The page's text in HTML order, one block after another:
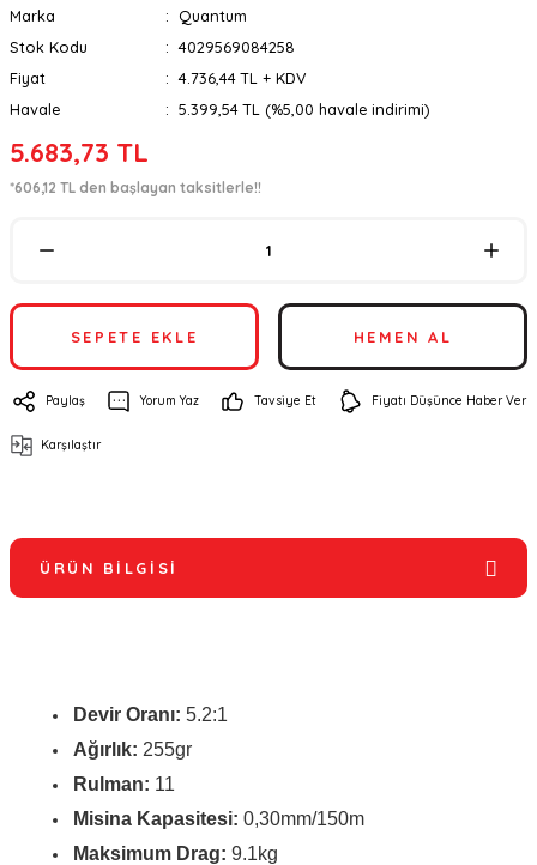
Marka
Quantum
Stok Kodu
4029569084258
Fiyat
4.736,44 TL + KDV
Havale
5.399,54 TL (%5,00 havale indirimi)
5.683,73 TL
*606,12 TL den başlayan taksitlerle!!
SEPETE EKLE HEMEN AL
Paylaş Yorum Yaz Tavsiye Et Fiyatı Düşünce Haber Ver
Karşılaştır
ÜRÜN BILGISI
Devir Oranı: 5.2:1
Ağırlık: 255gr
Rulman: 11
Misina Kapasitesi: 0,30mm/150m
Maksimum Drag:9.1kg